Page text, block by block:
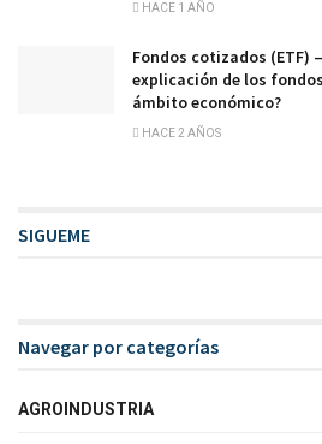
HACE 1 AÑO
Fondos cotizados (ETF)
explicación de los
ámbito económico?
HACE 2 AÑOS
SIGUEME
Navegar por categorías
AGROINDUSTRIA